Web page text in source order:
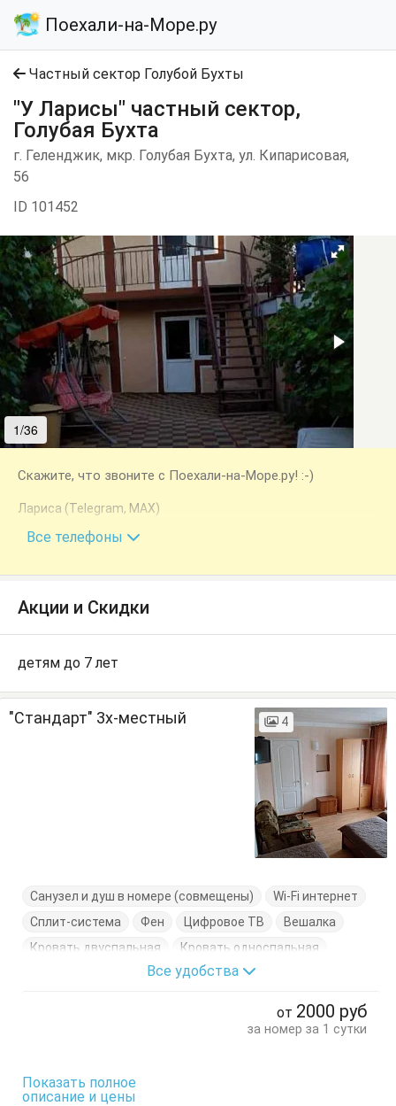
Поехали-на-Море.ру
Частный сектор Голубой Бухты
"У Ларисы" частный сектор,
Голубая Бухта
г. Геленджик, мкр. Голубая Бухта, ул. Кипарисовая,
56
ID 101452
1/36
Скажите, что звоните с Поехали-на-Море.ру! :-)
Лариса (Telegram, MAX)
+7 (918) 053-56-10
Все телефоны
Акции и Скидки
детям до 7 лет
"Стандарт" 3х-местный 4
Санузел и душ в номере (совмещены)
Wi-Fi интернет
Сплит-система
Фен Цифровое ТВ
Вешалка
Кровать двуспальная
Кровать односпальная
ТумбочкиВсе удобства
от 2000 руб
за номер за 1 сутки
Показать полное
описание и цены